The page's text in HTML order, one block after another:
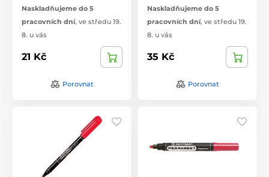
Naskladňujeme do 5
pracovních dní, ve středu 19.
8. u vás
21 Kč
Porovnat
Naskladňujeme do 5
pracovních dní, ve středu 19.
8. u vás
35 Kč
Porovnat